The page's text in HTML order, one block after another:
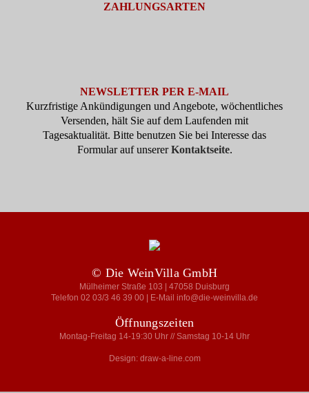
ZAHLUNGSARTEN
NEWSLETTER PER E-MAIL
Kurzfristige Ankündigungen und Angebote, wöchentliches
Versenden, hält Sie auf dem Laufenden mit
Tagesaktualität. Bitte benutzen Sie bei Interesse das
Formular auf unsererKontaktseite.
© Die WeinVilla GmbH
Mülheimer Straße 103 | 47058 Duisburg
Telefon 02 03/3 46 39 00 | E-Mail info@die-weinvilla.de
Öffnungszeiten
Montag-Freitag 14-19:30 Uhr // Samstag 10-14 Uhr
Design: draw-a-line.com